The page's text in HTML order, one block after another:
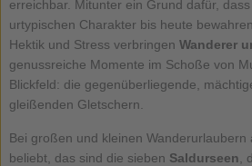
erreichbar. Mitunter ein Grund dafür, dass
urtypischen Charakter bis heute
Hektik und Stress verbringen Wanderer
genussreiche Momente im Schoße von
Blickfeld: die gegenüberliegende,
gleißenden Gletschern.
Bei großen und kleinen Wanderurlaubern
beliebt, das sind die sieben Saldurseen ,